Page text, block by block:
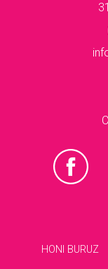
HONI BURUZ